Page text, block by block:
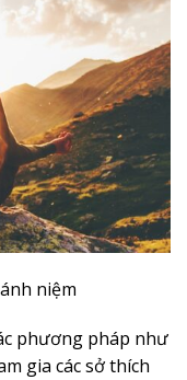
niệm
phương pháp như
gia các sở thích